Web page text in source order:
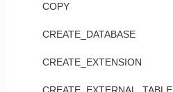
COPY
CREATE_DATABASE
CREATE_EXTENSION